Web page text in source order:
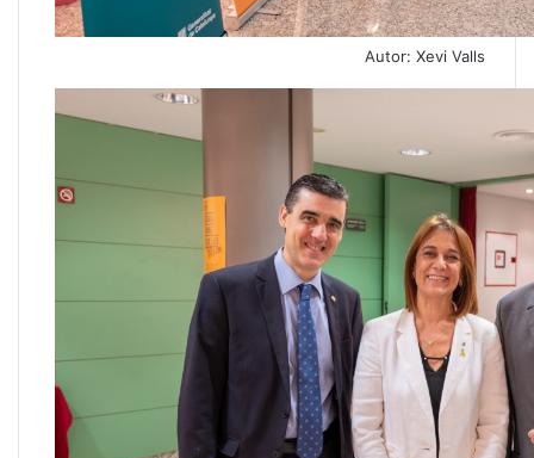
Autor: Xevi Valls